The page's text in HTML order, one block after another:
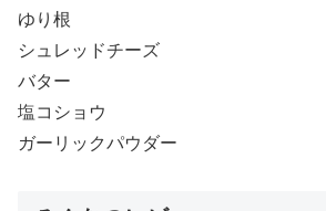
ゆり根
シュレッドチーズ
バター
塩コショウ
ガーリックパウダー